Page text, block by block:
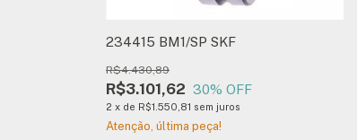
234415 BM1/SP SKF
R$3.101,62
R$4.430,89
30% OFF
2 x de R$1.550,81 sem juros
Atenção, última peça!